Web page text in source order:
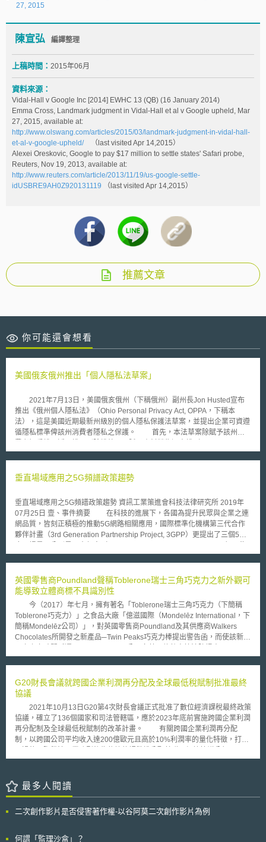
27, 2015
陳宣弘 編譯整理
上稿時間： 2015年06月
資料來源：
Vidal-Hall v Google Inc [2014] EWHC 13 (QB) (16 January 2014)
Emma Cross, Landmark judgment in Vidal-Hall et al v Google upheld, Mar
27, 2015, available at:
http://www.olswang.com/articles/2015/03/landmark-judgment-in-vidal-hall-
et-al-v-google-upheld/（last visited Apr 14,2015）
Alexei Oreskovic, Google to pay $17 million to settle states' Safari probe,
Reuters, Nov 19, 2013, available at:
http://www.reuters.com/article/2013/11/19/us-google-settle-
idUSBRE9AH0Z920131119 （last visited Apr 14,2015）
推薦文章
你可能還會想看
美國俄亥俄州推出「個人隱私法草案」
2021年7月13日，美國俄亥俄州（下稱俄州）副州長Jon Husted宣布
推出《俄州個人隱私法》（Ohio Personal Privacy Act, OPPA，下稱本
法），這是美國近期最新州級別的個人隱私保護法草案，並提出企業可資遵
循隱私標準俾該州消費者隱私之保護。 首先，本法草案除賦予該州消
sales）及不受歧視權（right to discrimination）。並於俄州境內規範三種企
者個資；（三）年營收半數源自於個人資料銷售且經手2.5萬名以上消費者
其附屬單位、實體或關係組織、高等教育機構等；至所稱消費者個資，則排
除如：法規保護之個資（如健康資訊及紀錄、病患辨識資訊、人類受試者之
個資及相關資訊、病患安全工作成果、個人信用等）、依法（如駕照法、家
事法、醫療法及本法等）所得個資或依法授權得使用於公衛之資訊等。
特別的是，如企業違反本法，消費者並無獨立訴訟權，其執法權專屬州
之影響，均有待觀察。
垂直場域應用之5G頻譜政策趨勢
垂直場域應用之5G頻譜政策趨勢 資訊工業策進會科技法律研究所 2019年
07月25日 壹、事件摘要 在科技的進展下，各國為提升民眾與企業之連
網品質，皆刻正積極的推動5G網路相關應用，國際標準化機構第三代合作
夥伴計畫（3rd Generation Partnership Project, 3GPP）更提出了三個5G
量連結（Massive Machine Type Communications, mMTC），以及超低時
對於4G時代如雨後春筍般冒出的影音串流平台，係以「人」為主要消費客
群，5G時代則擴大至「萬物」[2]，其中，製造業因可能透過無線技術來重
新配置產品線或研發新興產品，而在5G世代產生巨大變化[3]。也由於製造
業廠區對無線接取設施之渴求，製造業者開始思索自行控制網路基礎設施之
必要性，垂直場域應用之概念應運而生。 垂直場域應用又被稱為企業
專網（private network），係指為了特定用途，企業或組織自行付費建置限
定區域內之行動網路基礎設施，且該網路僅特定用戶得以使用。企業之所以
蓋密集、網路延遲低、網路容量大、網路安全高，以及得以自主控管網路之
先考量，以及如何完善利用網路資源等[5]。然無線網路的接取也意味著頻譜
的使用，但頻譜是有限稀有的資源，為提高頻譜之使用效率與社會價值，如
何妥善配置頻段，促進國內製造業之發展，已是政府不容忽視之議題。
貳、重點說明 為了鼓勵企業自行建置網路，部分國家透過保留特定頻
段之頻譜政策規劃，再由有需求之業者申請取得，以鼓勵垂直場域應用之發
展，並保障區域性業者、中小企業與新創企業取得頻譜之權利，以防止頻譜
僅被全國性電信營運商取得。然而，這樣的政策面臨兩方面的重大挑戰，第
一，電信業者擔憂企業自建網路可能會壓縮其取得頻譜的數量，是以對政府
[6]。僅管如此，在頻譜政策的規劃上，大致上仍可區分為兩種政策模式，即
規劃保留單一完整頻段，或與其他既有服務共用頻譜，本文以下即分別以保
要，並進一步探討我國是否亦有規劃垂直場域頻段之必要性，相關困難又應
之發起國，為進一步推動智慧工廠與智慧製造，聯邦網路局
英國零售商Poundland聲稱Toblerone瑞士三角巧克力之新外觀可
能導致立體商標不具識別性
今（2017）年七月，擁有著名「Toblerone瑞士三角巧克力（下簡稱
Toblerone巧克力）」之食品大廠「億滋國際（Mondelēz International，下
簡稱Mondelēz公司）」，對英國零售商Poundland及其供應商Walkers
Chocolates所開發之新產品─Twin Peaks巧克力棒提出警告函，而使該新產
Peaks巧克力仿冒Toblerone巧克力之紅與金配色之包裝、logo及產品外
（deceptively and confusingly similar）」，使消費者誤認Twin Peaks巧克
力棒為Mondelēz公司所生產。 而零售商Poundland於八月中所提之答
辯指出，Twin Peaks巧克力棒已取得英國註冊商標，並主張：儘管
Mondelēz公司早在1997年將Toblerone巧克力之稜柱體註冊為歐盟立體商
標（three dimensional mark），然而因應原物料成本上漲，Mondelēz公司
為了不影響售價而於去（2016）年底將該產品之外觀作了變更，包括增加
稜柱體之間距、並使原本十二塊稜柱體縮減為九塊；此外，Mondelēz公司
放棄（irretrievably abandoned）」而質疑該商標之有效性。 比對兩者
之外觀，相對於Toblerone巧克力為單峰稜柱體，並以瑞士阿爾卑斯山之馬
特洪峰（Matterhorn）為意象；而Twin Peaks巧克力棒則為併列之雙峰，且
G20財長會議就跨國企業利潤再分配及全球最低稅賦制批准最終
協議
2021年10月13日G20第4次財長會議正式批准了數位經濟課稅最終政策
協議，確立了136個國家和司法管轄區，應於2023年底前實施跨國企業利潤
再分配制及全球最低稅賦制的改革計畫。 有關跨國企業利潤再分配
制，以跨國公司平均收入達200億歐元且高於10%利潤率的量化特徵，打破
億歐元的課稅門檻將在未來8年內下修至100億歐元，以逐步實現公平的數
於2022年初公布。 新的全球最低稅賦制，係以全球（相對於境內）為
課稅範圍設定15%的標準稅率，針對年收入達7.5億歐元之跨國公司，衡量
據協議公報，制度預設8%有形資產與10%工資的扣除額，將於10年內逐步
2021年11月公布。 此次最終政策協議的批准，不僅是取得愛爾蘭等原
最多人閱讀
二次創作影片是否侵害著作權-以谷阿莫二次創作影片為例
何謂「監理沙盒」？